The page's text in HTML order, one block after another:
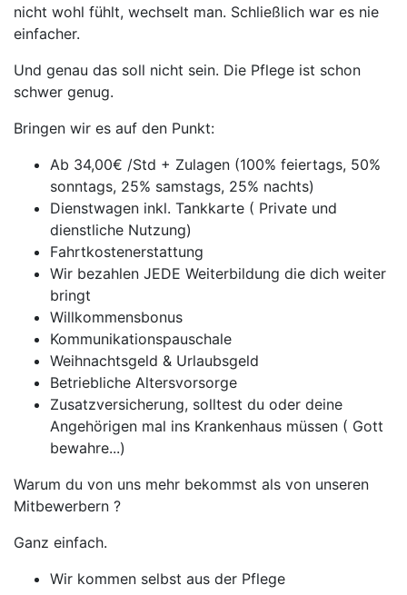
nicht wohl fühlt, wechselt man. Schließlich war es nie
einfacher.
Und genau das soll nicht sein. Die Pflege ist schon
schwer genug.
Bringen wir es auf den Punkt:
Ab 34,00€ /Std + Zulagen (100% feiertags, 50%
sonntags, 25% samstags, 25% nachts)
Dienstwagen inkl. Tankkarte ( Private und
dienstliche Nutzung)
Fahrtkostenerstattung
Wir bezahlen JEDE Weiterbildung die dich weiter
bringt
Willkommensbonus
Kommunikationspauschale
Weihnachtsgeld & Urlaubsgeld
Betriebliche Altersvorsorge
Zusatzversicherung, solltest du oder deine
Angehörigen mal ins Krankenhaus müssen ( Gott
bewahre...)
Warum du von uns mehr bekommst als von unseren
Mitbewerbern ?
Ganz einfach.
Wir kommen selbst aus der Pflege